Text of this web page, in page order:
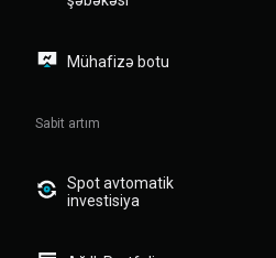
Mühafizə botu
Sabit artım
Spot avtomatik
investisiya